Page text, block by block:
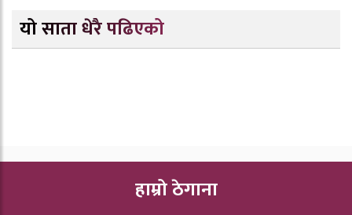
यो साता धेरै पढिएको
हाम्रो ठेगाना